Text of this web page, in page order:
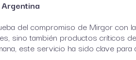
del compromiso de Mirgor con
sino también productos críticos
este servicio ha sido clave